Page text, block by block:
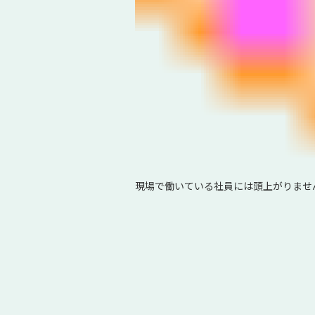
現場で働いている社員には頭上がりませ